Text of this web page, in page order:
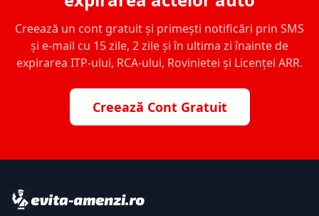
Creează un cont gratuit și primești notificări prin SMS
și e-mail cu 15 zile, 2 zile și în ultima zi înainte de
expirarea ITP-ului, RCA-ului, Rovinietei și Licenței ARR.
Creează Cont Gratuit